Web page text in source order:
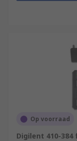
Op voorraad
Digilent 410-